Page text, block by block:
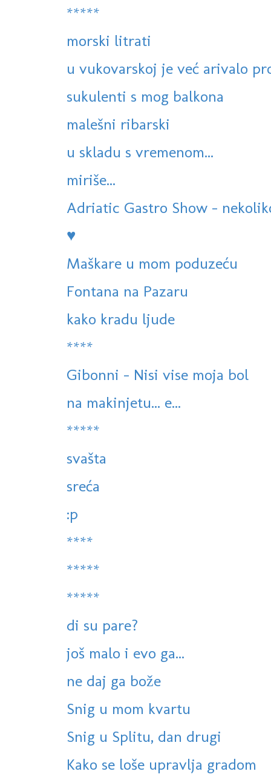
*****
morski litrati
u vukovarskoj je već arivalo
sukulenti s mog balkona
malešni ribarski
u skladu s vremenom...
miriše...
Adriatic Gastro Show -
♥
Maškare u mom poduzeću
Fontana na Pazaru
kako kradu ljude
****
Gibonni - Nisi vise moja bol
na makinjetu... e...
*****
svašta
sreća
:p
****
*****
*****
di su pare?
još malo i evo ga...
ne daj ga bože
Snig u mom kvartu
Snig u Splitu, dan drugi
Kako se loše upravlja gradom